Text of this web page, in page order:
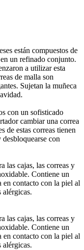
están compuestos de
un refinado conjunto.
a utilizar esta
de malla son
Sujetan la muñeca
con un sofisticado
cambiar una correa
de estas correas tienen
con
las cajas, las correas y
Contiene un
en contacto con la piel al
las cajas, las correas y
Contiene un
en contacto con la piel al